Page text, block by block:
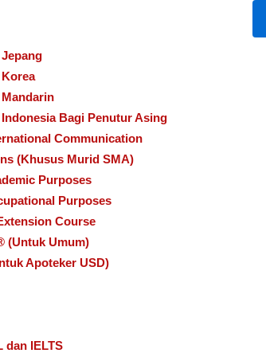
Bagi Penutur Asing
Communication
(Khusus Murid SMA)
Purposes
Purposes
Course
(Untuk Umum)
Apoteker USD)
dan IELTS